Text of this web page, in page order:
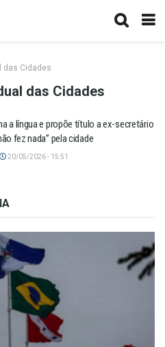
das Cidades
das Cidades
a língua e propõe título a ex-secretário
fez nada” pela cidade
20/05/2026 - 15:51